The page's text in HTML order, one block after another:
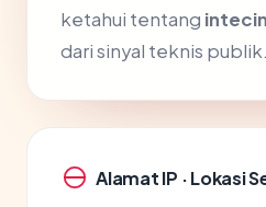
ketahui tentang
dari sinyal teknis publik.
Alamat IP · Lokasi